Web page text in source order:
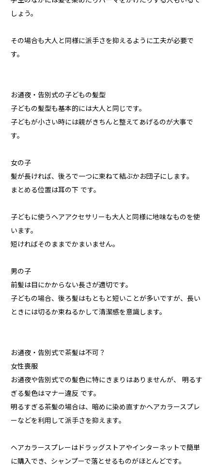
しょう。
その場合も大人と同様に派手さを抑えるように工夫が必要で
す。
お通夜・告別式の子どもの髪型
子どもの髪型も基本的には大人と同じです。
子どもが小さい時には親がきちんと整えてあげるのが大事で
す。
女の子
髪が長ければ、後ろで一つに束ねて結ぶかお団子にします。
まとめる位置は耳の下 です。
子どもに使うヘアアクセサリーも大人と同様に地味なものを使
います。
短ければそのままでかまいません。
男の子
前髪は目にかからない長さが適切です。
子どもの場合、後ろ髪はもともと短いことが多いですが、長い
ときには切るか束ねるかして清潔感を意識します。
お通夜・告別式で茶髪は不可？
女性喪服
お通夜や告別式での髪色に特にきまりはありませんが、 明るす
ぎる髪色はマナー違反 です。
明るすぎる茶髪の場合は、暗めに染め直すかヘアカラースプレ
ーなどを利用して派手さを抑えます。
ヘアカラースプレーはドラッグストアやインターネットで簡単
に購入でき、シャンプーで落とせるものがほとんどです。